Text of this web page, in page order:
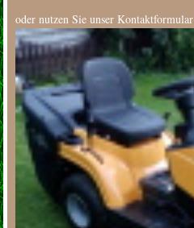
oder nutzen Sie unser Kontaktformular